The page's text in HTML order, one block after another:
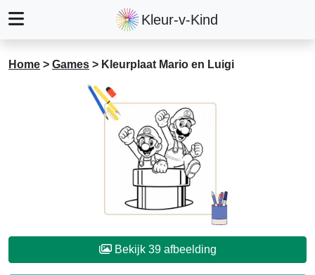
Kleur-v-Kind
Home > Games > Kleurplaat Mario en Luigi
Bekijk 39 afbeelding